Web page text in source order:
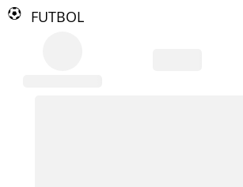
FUTBOL